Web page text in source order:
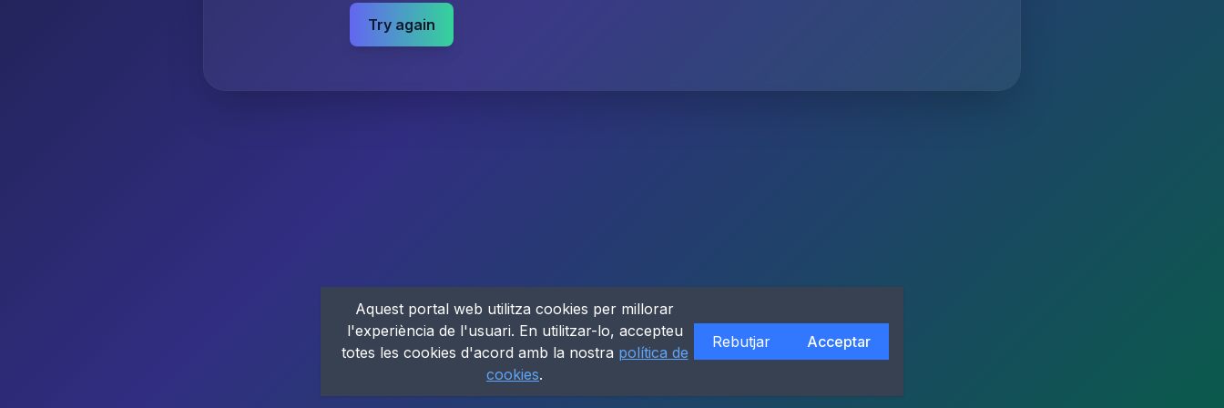
Try again
Aquest portal web utilitza cookies per millorar
l'experiència de l'usuari. En utilitzar-lo, accepteu
totes les cookies d'acord amb la nostra política de
cookies.
Rebutjar Acceptar